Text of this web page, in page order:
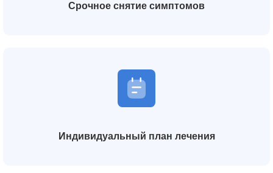
Срочное снятие симптомов
Индивидуальный план лечения